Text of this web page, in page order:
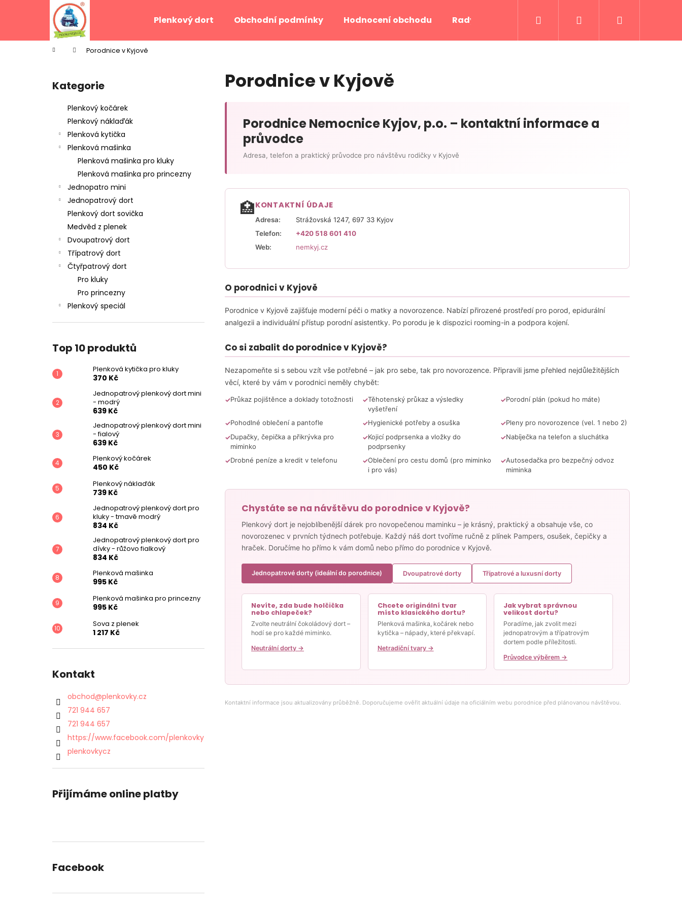
Plenkový dort Obchodní podmínky Hodnocení obchodu Rady a tipy Kontakty Přihlášení
Domů Porodnice v Kyjově
Přeskočit
kategorie
Kategorie
Plenkový kočárek
Plenkový náklaďák
Plenková kytička
Plenková mašinka
Plenková mašinka pro kluky
Plenková mašinka pro princezny
Jednopatro mini
Jednopatrový dort
Plenkový dort sovička
Medvěd z plenek
Dvoupatrový dort
Třípatrový dort
Čtyřpatrový dort
Pro kluky
Pro princezny
Plenkový speciál
Top 10 produktů
Plenková kytička pro kluky
370 Kč
Jednopatrový plenkový dort mini
- modrý
639 Kč
Jednopatrový plenkový dort mini
- fialový
639 Kč
Plenkový kočárek
450 Kč
Plenkový náklaďák
739 Kč
Jednopatrový plenkový dort pro
kluky - tmavě modrý
834 Kč
Jednopatrový plenkový dort pro
dívky - růžovo fialkový
834 Kč
Plenková mašinka
995 Kč
Plenková mašinka pro princezny
995 Kč
Sova z plenek
1 217 Kč
Kontakt
obchod@plenkovky.cz
721 944 657
721 944 657
https://www.facebook.com/plenkovky
plenkovkycz
Přijímáme online platby
Facebook
Porodnice v Kyjově
Porodnice Nemocnice Kyjov, p.o. – kontaktní informace a
průvodce
Adresa, telefon a praktický průvodce pro návštěvu rodičky v Kyjově
🏥KONTAKTNÍ ÚDAJE
Adresa:
Strážovská 1247, 697 33 Kyjov
Telefon:
+420 518 601 410
Web:
nemkyj.cz
O porodnici v Kyjově
Porodnice v Kyjově zajišťuje moderní péči o matky a novorozence. Nabízí přirozené prostředí pro porod, epidurální
analgezii a individuální přístup porodní asistentky. Po porodu je k dispozici rooming-in a podpora kojení.
Co si zabalit do porodnice v Kyjově?
Nezapomeňte si s sebou vzít vše potřebné – jak pro sebe, tak pro novorozence. Připravili jsme přehled nejdůležitějších
věcí, které by vám v porodnici neměly chybět:
Průkaz pojištěnce a doklady totožnosti
Těhotenský průkaz a výsledky
vyšetření
Porodní plán (pokud ho máte)
Pohodlné oblečení a pantofle Hygienické potřeby a osuška
Pleny pro novorozence (vel. 1 nebo 2)
Dupačky, čepička a přikrývka pro
miminko
Kojicí podprsenka a vložky do
podprsenky
Nabíječka na telefon a sluchátka
Drobné peníze a kredit v telefonu
Oblečení pro cestu domů (pro miminko
i pro vás)
Autosedačka pro bezpečný odvoz
miminka
Chystáte se na návštěvu do porodnice v Kyjově?
Plenkový dort je nejoblíbenější dárek pro novopečenou maminku – je krásný, praktický a obsahuje vše, co
novorozenec v prvních týdnech potřebuje. Každý náš dort tvoříme ručně z plínek Pampers, osušek, čepičky a
hraček. Doručíme ho přímo k vám domů nebo přímo do porodnice v Kyjově.
Jednopatrové dorty (ideální do porodnice) Dvoupatrové dorty Třípatrové a luxusní dorty
Nevíte, zda bude holčička
nebo chlapeček?
Zvolte neutrální čokoládový dort –
hodí se pro každé miminko.
Neutrální dorty →
Chcete originální tvar
místo klasického dortu?
Plenková mašinka, kočárek nebo
kytička – nápady, které překvapí.
Netradiční tvary →
Jak vybrat správnou
velikost dortu?
Poradíme, jak zvolit mezi
jednopatrovým a třípatrovým
dortem podle příležitosti.
Průvodce výběrem →
Kontaktní informace jsou aktualizovány průběžně. Doporučujeme ověřit aktuální údaje na oficiálním webu porodnice před plánovanou návštěvou.
í
Zpět
do
Zpět
do
Doporučujeme
PLENKOVÁ KYTIČKA PRO KLUKY
370 Kč
JEDNOPATROVÝ PLENKOVÝ DORT MINI -